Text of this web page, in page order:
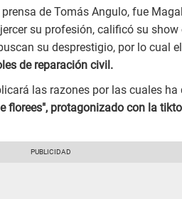
de Tomás Angulo, fue
su profesión, calificó su
su desprestigio, por lo cual
de reparación civil.
las razones por las cuales ha
florees", protagonizado con la